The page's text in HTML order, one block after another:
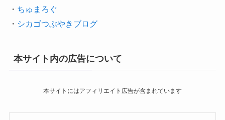
・ ちゅまろぐ
・ シカゴつぶやきブログ
本サイト内の広告について
本サイトにはアフィリエイト広告が含まれています